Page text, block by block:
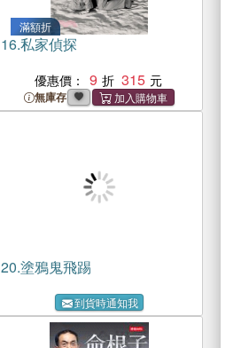
滿額折
16.私家偵探
優惠價： 9 315
無庫存
20.塗鴉鬼飛踢
到貨時通知我